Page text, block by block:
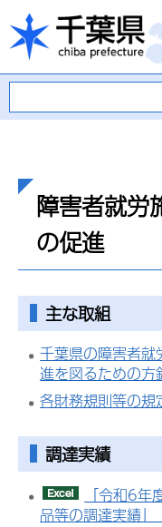
障害者就労
の促進
主な取組
千葉県の障害者
進を図るための方
各財務規則等の
調達実績
「令和6
品等の調達実績」